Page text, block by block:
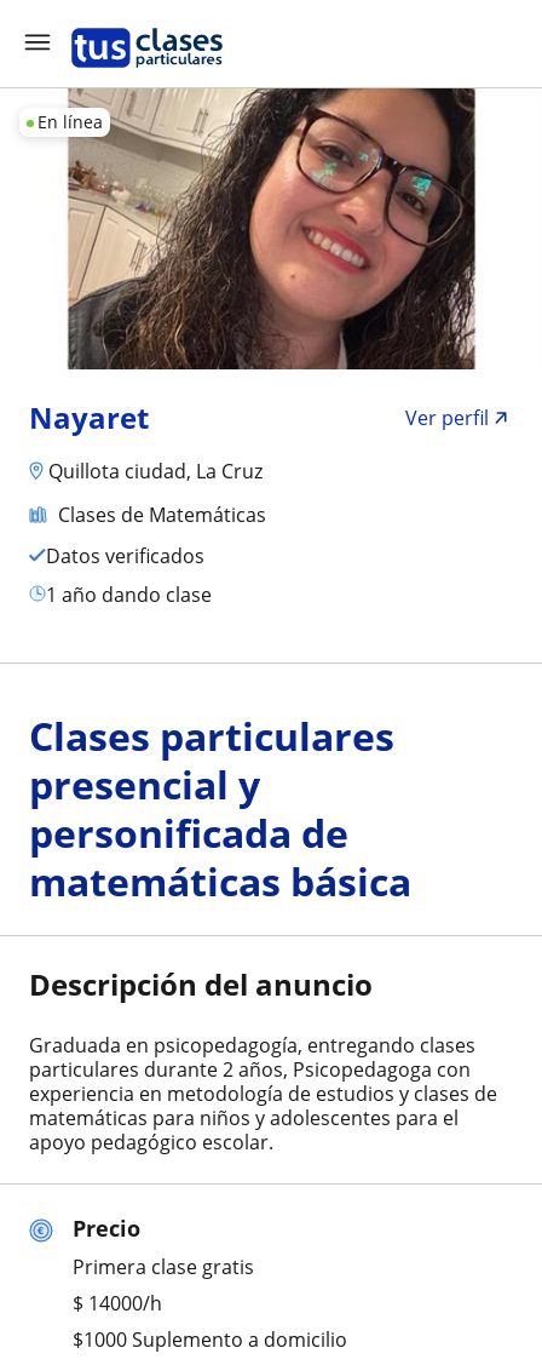
En línea
Nayaret
Ver perfil
Quillota ciudad, La Cruz
Clases de Matemáticas
Datos verificados
1 año dando clase
Precio
Primera clase gratis
$ 14000/h
$1000 Suplemento a domicilio
Clases particulares
presencial y
personificada de
matemáticas básica
Descripción del anuncio
Graduada en psicopedagogía, entregando clases
particulares durante 2 años, Psicopedagoga con
experiencia en metodología de estudios y clases de
matemáticas para niños y adolescentes para el
apoyo pedagógico escolar.